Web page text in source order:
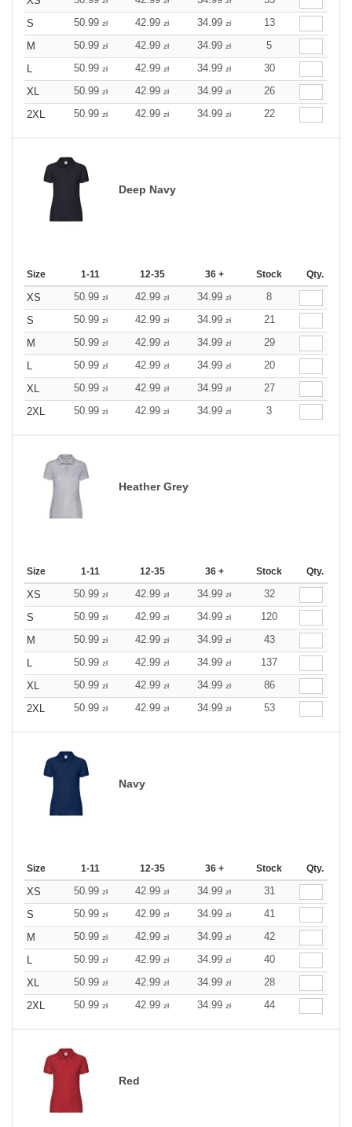
S
50.99 zł 42.99 zł 34.99 zł
13
M
50.99 zł 42.99 zł 34.99 zł
5
L
50.99 zł 42.99 zł 34.99 zł
30
XL
50.99 zł 42.99 zł 34.99 zł
26
2XL
50.99 zł 42.99 zł 34.99 zł 22
Deep Navy
Size 1-11 12-35 36 + Stock Qty.
XS 50.99 zł 42.99 zł 34.99 zł
8
S
50.99 zł 42.99 zł 34.99 zł
21
M
50.99 zł 42.99 zł 34.99 zł
29
L
50.99 zł 42.99 zł 34.99 zł
20
XL
50.99 zł 42.99 zł 34.99 zł
27
2XL
50.99 zł 42.99 zł 34.99 zł 3
Heather Grey
Size 1-11 12-35 36 + Stock Qty.
XS 50.99 zł 42.99 zł 34.99 zł
32
S
50.99 zł 42.99 zł 34.99 zł
120
M
50.99 zł 42.99 zł 34.99 zł
43
L
50.99 zł 42.99 zł 34.99 zł
137
XL
50.99 zł 42.99 zł 34.99 zł
86
2XL
50.99 zł 42.99 zł 34.99 zł 53
Navy
Size 1-11 12-35 36 + Stock Qty.
XS 50.99 zł 42.99 zł 34.99 zł
31
S
50.99 zł 42.99 zł 34.99 zł
41
M
50.99 zł 42.99 zł 34.99 zł
42
L
50.99 zł 42.99 zł 34.99 zł
40
XL
50.99 zł 42.99 zł 34.99 zł
28
2XL
50.99 zł 42.99 zł 34.99 zł 44
Red